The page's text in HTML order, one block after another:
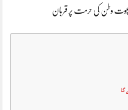
سپوت وطن کی حرمت پر قربان
گا